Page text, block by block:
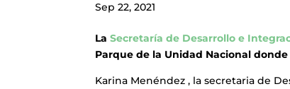
Sep 22, 2021
LaSecretaría de Desarrollo e
Parque de la Unidad Nacional
Karina Menéndez , la secretaria de